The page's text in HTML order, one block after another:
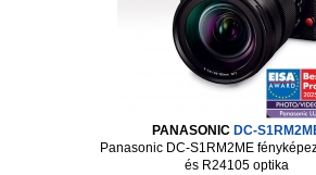
PANASONIC DC-
Panasonic DC-S1RM2ME
és R24105 optika